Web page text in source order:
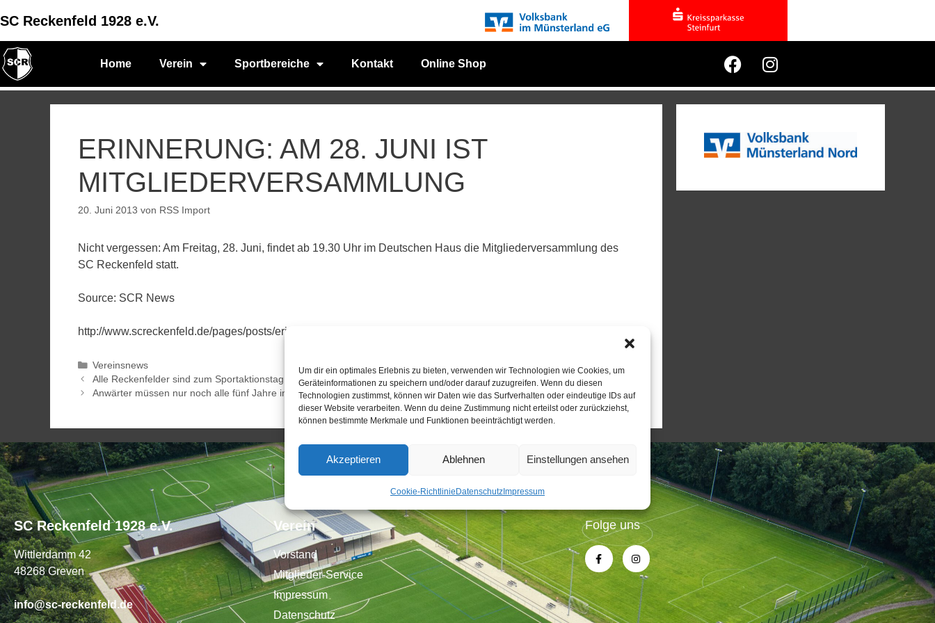
Um dir ein optimales Erlebnis zu bieten, verwenden wir Technologien wie Cookies, um
Geräteinformationen zu speichern und/oder darauf zuzugreifen. Wenn du diesen
Technologien zustimmst, können wir Daten wie das Surfverhalten oder eindeutige IDs auf
dieser Website verarbeiten. Wenn du deine Zustimmung nicht erteilst oder zurückziehst,
können bestimmte Merkmale und Funktionen beeinträchtigt werden.
Akzeptieren Ablehnen Einstellungen ansehen
Cookie-RichtlinieDatenschutzImpressum
SC Reckenfeld 1928 e.V.
Home Verein Sportbereiche Kontakt Online Shop
ERINNERUNG: AM 28. JUNI IST
MITGLIEDERVERSAMMLUNG
20. Juni 2013 von RSS Import
Nicht vergessen: Am Freitag, 28. Juni, findet ab 19.30 Uhr im Deutschen Haus die Mitgliederversammlung des
SC Reckenfeld statt.
Source: SCR News
http://www.screckenfeld.de/pages/posts/erinnerung-am-28.-juni-ist-mitgliederversammlung-1397.php
Vereinsnews
Alle Reckenfelder sind zum Sportaktionstag eingeladen
Anwärter müssen nur noch alle fünf Jahre ins Wasser
SC Reckenfeld 1928 e.V.
Wittlerdamm 42
48268 Greven
info@sc-reckenfeld.de
Verein
Vorstand
Mitglieder-Service
Impressum
Datenschutz
Folge uns